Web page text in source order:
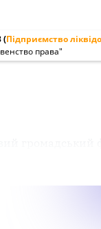
(Підприємство
права"